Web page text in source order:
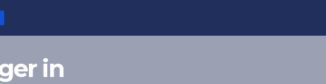
in